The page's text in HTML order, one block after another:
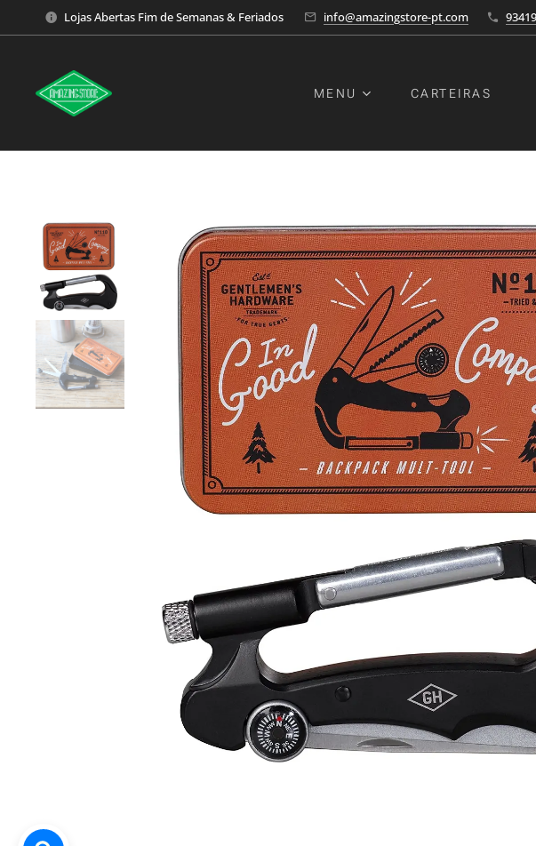
Lojas Abertas Fim de Semanas & Feriados info@amazingstore-pt.com
MENU CARTEIRAS